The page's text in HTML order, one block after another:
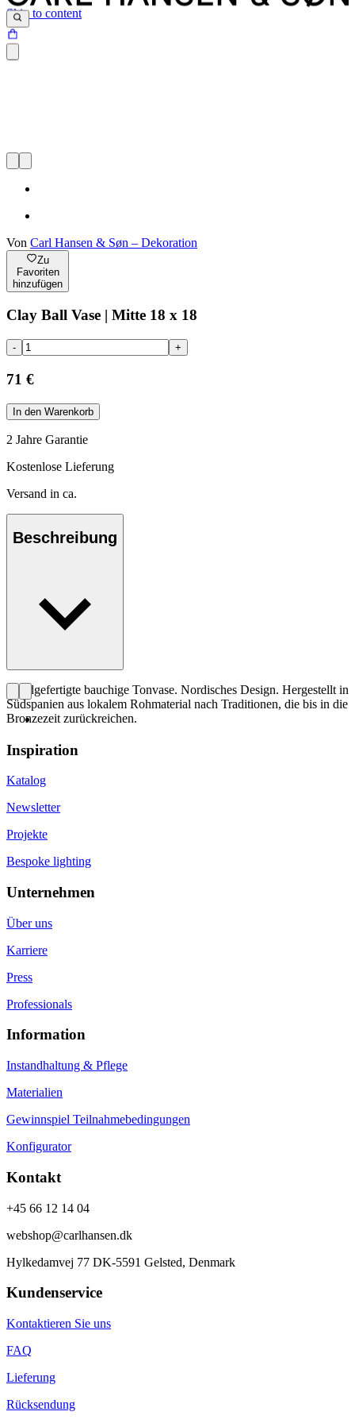
Skip to content
Von Carl Hansen & Søn – Dekoration
Zu
Favoriten
hinzufügen
Clay Ball Vase | Mitte 18 x 18
- +
71 €
In den Warenkorb
2 Jahre Garantie
Kostenlose Lieferung
Versand in ca.
Beschreibung
Handgefertigte bauchige Tonvase. Nordisches Design. Hergestellt in
Südspanien aus lokalem Rohmaterial nach Traditionen, die bis in die
Bronzezeit zurückreichen.
Inspiration
Katalog
Newsletter
Projekte
Bespoke lighting
Unternehmen
Über uns
Karriere
Press
Professionals
Information
Instandhaltung & Pflege
Materialien
Gewinnspiel Teilnahmebedingungen
Konfigurator
Kontakt
+45 66 12 14 04
webshop@carlhansen.dk
Hylkedamvej 77 DK-5591 Gelsted, Denmark
Kundenservice
Kontaktieren Sie uns
FAQ
Lieferung
Rücksendung